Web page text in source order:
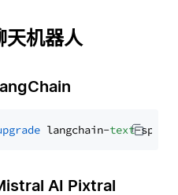
天机器人
langchain-text
AI Pixtral